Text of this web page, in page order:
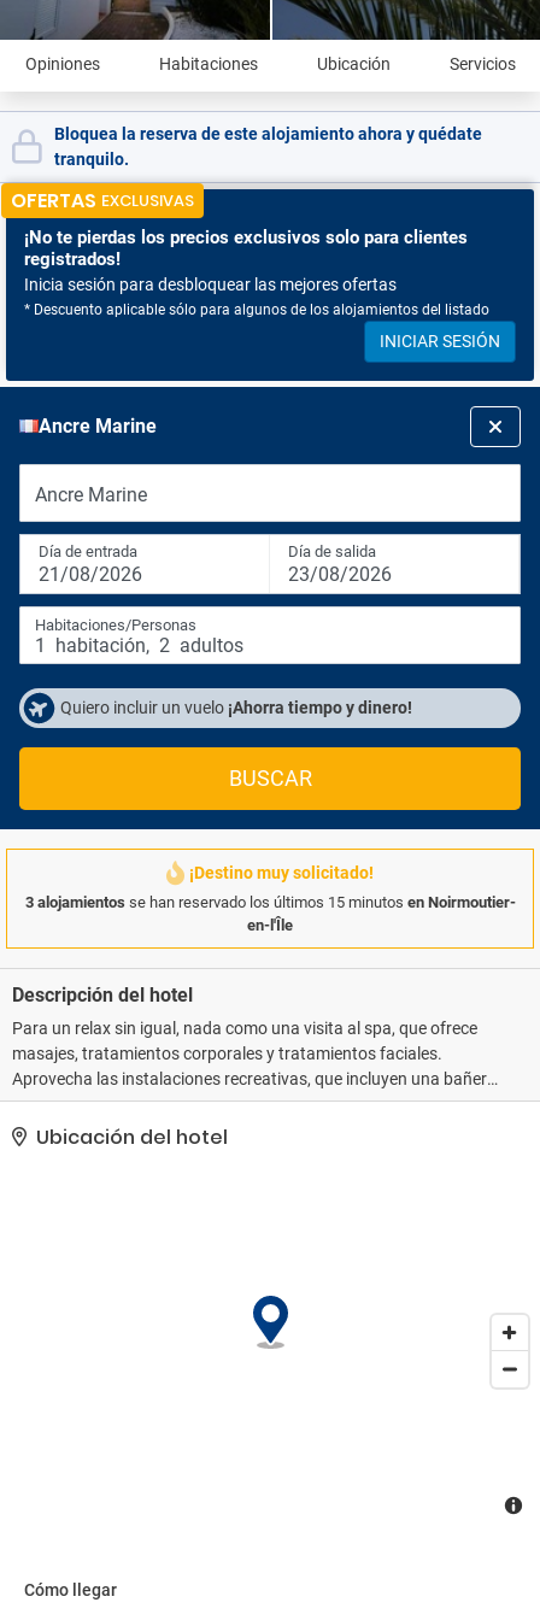
Opiniones Habitaciones Ubicación Servicios
Bloquea la reserva de este alojamiento ahora y quédate
tranquilo.
OFERTAS EXCLUSIVAS
¡No te pierdas los precios exclusivos solo para clientes
registrados!
Inicia sesión para desbloquear las mejores ofertas
* Descuento aplicable sólo para algunos de los alojamientos del listado
INICIAR SESIÓN
Ancre Marine
Ancre Marine
Día de entrada
21/08/2026
Día de salida
23/08/2026
Habitaciones/Personas
1 habitación, 2 adultos
Quiero incluir un vuelo ¡Ahorra tiempo y dinero!
BUSCAR
¡Destino muy solicitado!
3 alojamientos se han reservado los últimos 15 minutos en Noirmoutier-
en-l'Île
Descripción del hotel
Para un relax sin igual, nada como una visita al spa, que ofrece
masajes, tratamientos corporales y tratamientos faciales.
Aprovecha las instalaciones recreativas, que incluyen una bañera
de hidromasaje, un baño turco y un gimnasio. Otros servicios de
este hotel incluyen conexión a Internet wifi gratis, servicios de
Ubicación del hotel
Cómo llegar